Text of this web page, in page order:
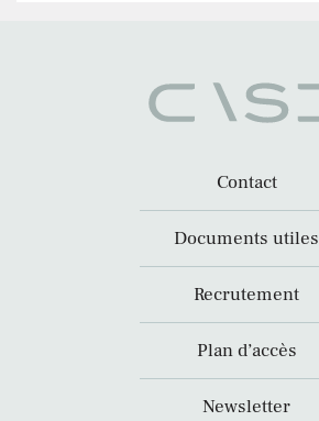
Contact
Documents utiles
Recrutement
Plan d’accès
Newsletter